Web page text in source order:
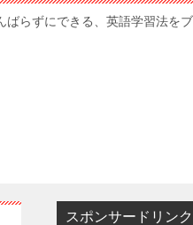
ばらずにできる、英語学習法を
スポンサードリンク